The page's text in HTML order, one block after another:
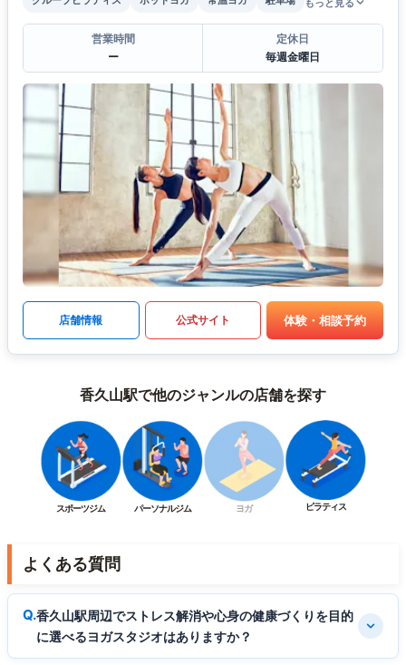
もっと見る
営業時間
ー
定休日
毎週金曜日
店舗情報 公式サイト 体験・相談予約
香久山駅で他のジャンルの店舗を探す
スポーツジム パーソナルジム ヨガ ピラティス
よくある質問
香久山駅周辺でストレス解消や心身の健康づくりを目的
に選べるヨガスタジオはありますか？